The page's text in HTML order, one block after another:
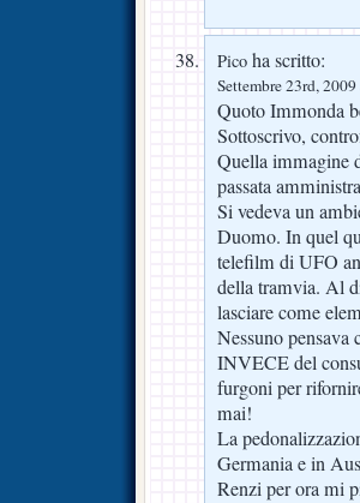
Pico ha scritto:
Settembre 23rd,
Quoto Immonda
Sottoscrivo,
Quella immagine
passata
Si vedeva un
Duomo. In quel
telefilm di UFO
della tramvia. Al
lasciare come
Nessuno pensava
INVECE del
furgoni per
mai!
La
Germania e in
Renzi per ora mi